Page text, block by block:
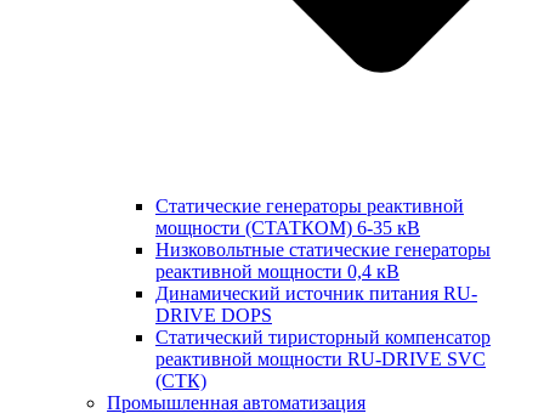
Статические генераторы реактивной
мощности (СТАТКОМ) 6-35 кВ
Низковольтные статические генераторы
реактивной мощности 0,4 кВ
Динамический источник питания RU-
DRIVE DOPS
Cтатический тиристорный компенсатор
реактивной мощности RU-DRIVE SVC
(СТК)
Промышленная автоматизация